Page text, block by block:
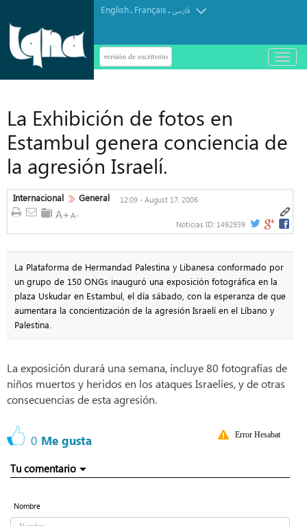
English. Français.فارسی
versión de escritorio
باز
و
La Exhibición de fotos en
Estambul genera conciencia de
la agresión Israelí.
Internacional General 12:09 - August 17, 2006
Noticias ID: 1492939
La Plataforma de Hermandad Palestina y Libanesa conformado por
un grupo de 150 ONGs inauguró una exposición fotográfica en la
plaza Uskudar en Estambul, el día sábado, con la esperanza de que
aumentara la concientización de la agresión Israelí en el Líbano y
Palestina.
La exposición durará una semana, incluye 80 fotografías de
niños muertos y heridos en los ataques Israelíes, y de otras
consecuencias de esta agresión.
0 Me gusta Error Hesabat
Tu comentario
Nombre